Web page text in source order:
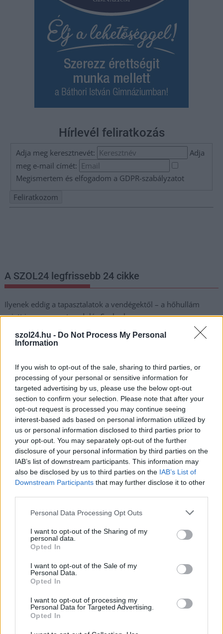
szol24.hu - Do Not Process My Personal
Information
If you wish to opt-out of the sale, sharing to third parties, or
processing of your personal or sensitive information for
targeted advertising by us, please use the below opt-out
section to confirm your selection. Please note that after your
opt-out request is processed you may continue seeing
interest-based ads based on personal information utilized by
us or personal information disclosed to third parties prior to
your opt-out. You may separately opt-out of the further
disclosure of your personal information by third parties on the
IAB’s list of downstream participants. This information may
also be disclosed by us to third parties on the IAB’s List of
Downstream Participants that may further disclose it to other
Please note that this website/app uses one or more Google
not limited to your visit or usage behaviour. You may click to
grant or deny consent to Google and its third-party tags to
use your data for below specified purposes in below Google
consent section.
Personal Data Processing Opt Outs
I want to opt-out of the Sharing of my
personal data.
Opted In
I want to opt-out of the Sale of my
Personal Data.
Opted In
I want to opt-out of processing my
Personal Data for Targeted Advertising.
Opted In
Hírlevél feliratkozás
Adja meg keresztnevét:
Adja
meg e-mail címét:
Megismertem és elfogadom a GDPR-szabályzatot
A SZOL24 legfrissebb 24 cikke
Ilyenek eddig a tapasztalatok a vendégektől – a hőhullám
miatt ingyenes a strandolás Szolnokon
Nem biztató: a hétvégi kisebb felfrissülés után jövő héten
megint visszatér a forróság, újra rekkenő hőség jön, akár 38
Közzétették a szakértői állásfoglalást, a Fiumei úti fák
többsége szakszerűen már nem ápolható
A MÚOSZ sajtódíjának második helyét nyerte el a Borsod24 és
a Paraméter közös riportfilmje a Sajó szennyezéséről
Tánccal, zeneszóval és vásárral telik meg Jászberény, indul a
Csángó Fesztivál
Meghosszabbított hőségriasztás és vízkorlátozások, a
mezőtúri kórházban leállt a klíma
Tragédiába torkollott a segítségnyújtás elmulasztása, három
Hatalmas lángok csaptak fel Szolnokon
a száguldozást
Szolnokra is megérkezik a nyár eddigi legkeményebb napja
Már Szolnokon is korlátozások léptek életbe a tartós hatalmas
hőség, a vízhiány és az áramtakarékosság miatt